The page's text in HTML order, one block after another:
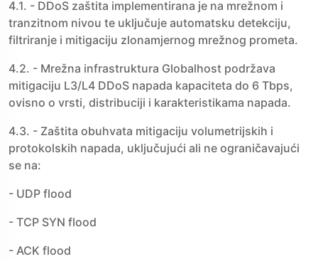
4.1. - DDoS zaštita implementirana je na mrežnom i
tranzitnom nivou te uključuje automatsku detekciju,
filtriranje i mitigaciju zlonamjernog mrežnog prometa.
4.2. - Mrežna infrastruktura Globalhost podržava
mitigaciju L3/L4 DDoS napada kapaciteta do 6 Tbps,
ovisno o vrsti, distribuciji i karakteristikama napada.
4.3. - Zaštita obuhvata mitigaciju volumetrijskih i
protokolskih napada, uključujući ali ne ograničavajući
se na:
- UDP flood
- TCP SYN flood
- ACK flood